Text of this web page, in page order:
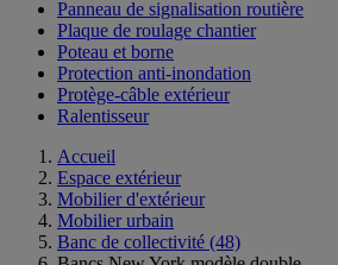
Glissière
Panneau de signalisation routière
Plaque de roulage chantier
Poteau et borne
Protection anti-inondation
Protège-câble extérieur
Accueil
Espace extérieur
Mobilier d'extérieur
Mobilier urbain
Banc de collectivité (48)